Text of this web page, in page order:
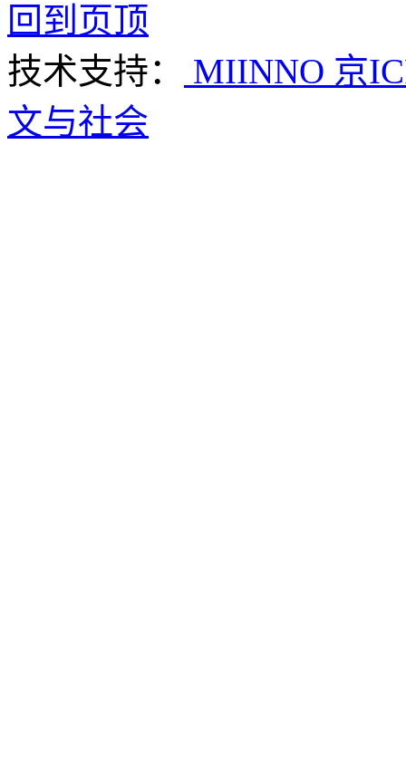
回到页顶
技术支持：
MIINNO 京
文与社会